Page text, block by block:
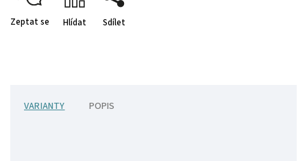
Zeptat se Hlídat Sdílet
VARIANTY POPIS